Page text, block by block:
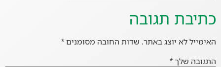
כתיבת תגובה
האימייל לא יוצג באתר. שדות החובה מסומנים*
התגובה שלך*